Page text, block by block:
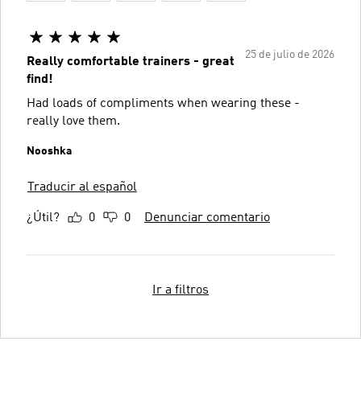
25 de julio de 2026
Really comfortable trainers - great
find!
Had loads of compliments when wearing these -
really love them.
Nooshka
Traducir al español
¿Útil? 0 0 Denunciar comentario
Ir a filtros